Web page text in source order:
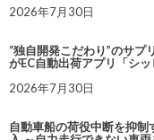
2026年7月30日
“独自開発こだわり”のサプ
がEC自動出荷アプリ「シ
2026年7月30日
自動車船の荷役中断を抑